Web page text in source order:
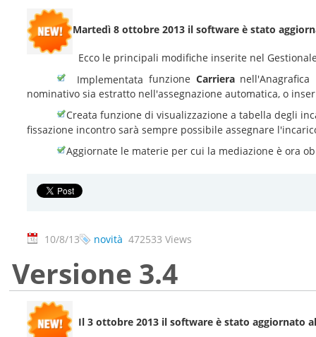
Martedì 8 ottobre 2013 il software è stato
Ecco le principali modifiche inserite nel
Implementatafunzione Carriera
nominativo sia estratto nell'assegnazione automatica, o
Creata funzione di visualizzazione a tabella degli
fissazione incontro sarà sempre possibile assegnare
Aggiornate le materie per cui la mediazione è ora
10/8/13 novità 472533 Views
Versione 3.4
Il 3 ottobre 2013 il software è stato aggiornato